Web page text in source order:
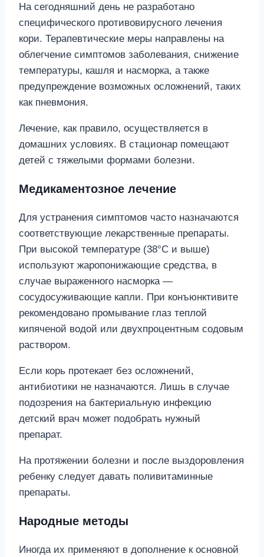
На сегодняшний день не разработано
специфического противовирусного лечения
кори. Терапевтические меры направлены на
облегчение симптомов заболевания, снижение
температуры, кашля и насморка, а также
предупреждение возможных осложнений, таких
как пневмония.
Лечение, как правило, осуществляется в
домашних условиях. В стационар помещают
детей с тяжелыми формами болезни.
Медикаментозное лечение
Для устранения симптомов часто назначаются
соответствующие лекарственные препараты.
При высокой температуре (38°C и выше)
используют жаропонижающие средства, в
случае выраженного насморка —
сосудосуживающие капли. При конъюнктивите
рекомендовано промывание глаз теплой
кипяченой водой или двухпроцентным содовым
раствором.
Если корь протекает без осложнений,
антибиотики не назначаются. Лишь в случае
подозрения на бактериальную инфекцию
детский врач может подобрать нужный
препарат.
На протяжении болезни и после выздоровления
ребенку следует давать поливитаминные
препараты.
Народные методы
Иногда их применяют в дополнение к основной